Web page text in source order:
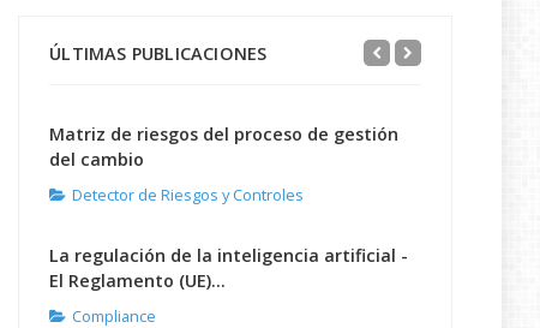
ÚLTIMAS PUBLICACIONES
Matriz de riesgos del proceso de gestión
del cambio
Detector de Riesgos y Controles
La regulación de la inteligencia artificial -
El Reglamento (UE)...
Compliance